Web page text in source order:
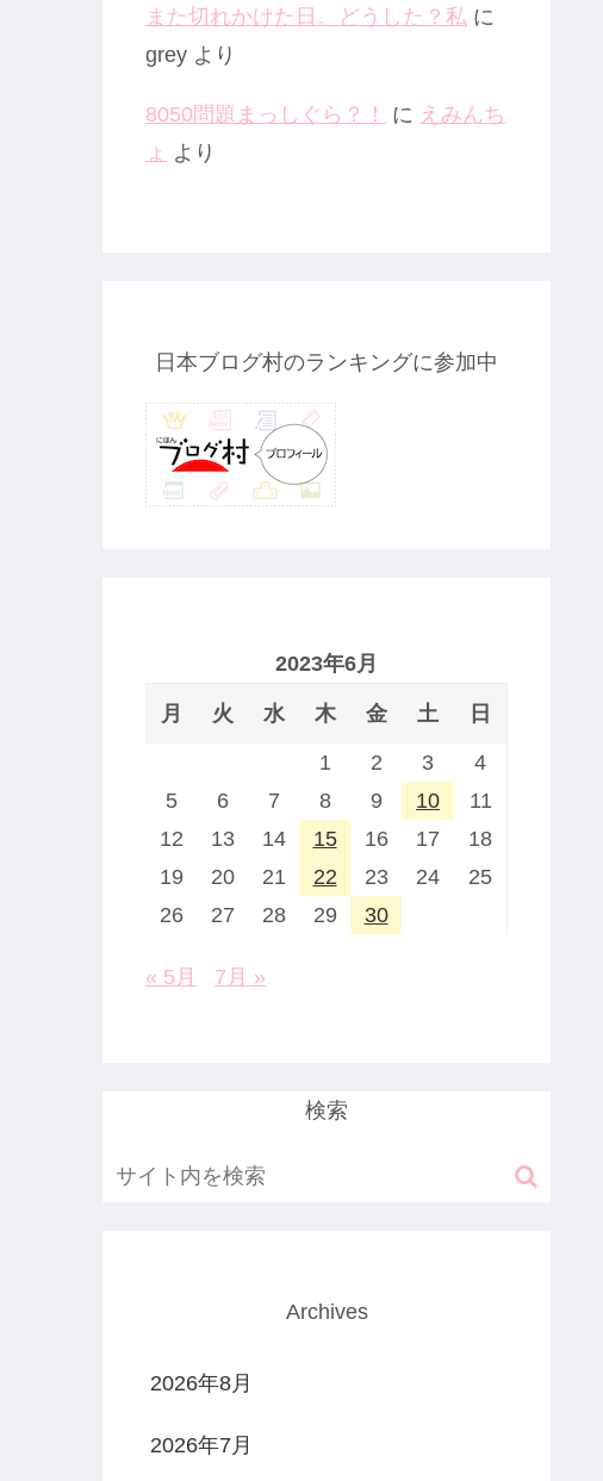
また切れかけた日。どうした？私 に
grey より
8050問題まっしぐら？！ に えみんち
ょ より
日本ブログ村のランキングに参加中
2023年6月
月 火 水 木 金 土 日
1 2 3
4
5
6 7 8 9 10
11
12
13 14 15 16 17
18
19
20 21 22 23 24
25
26
27 28 29 30
« 5月 7月 »
検索
Archives
2026年8月
2026年7月